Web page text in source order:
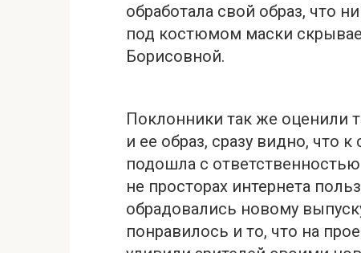
обработала свой образ, что
под костюмом маски
Борисовной.
Поклонники так же оценили
и ее образ, сразу видно, что
подошла с
не просторах интернета
обрадовались новому
понравилось и то, что на